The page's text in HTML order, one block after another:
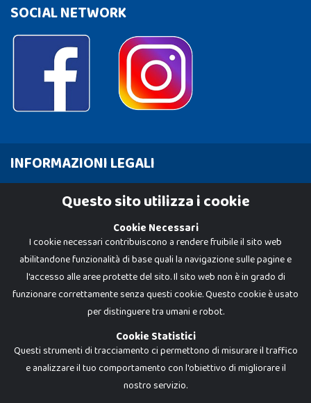
SOCIAL NETWORK
INFORMAZIONI LEGALI
Cookie Policy
Dadi e Mattoncini è un brand di Giocabene Srl. Ogni riproduzione o utilizzo non
Questo sito utilizza i cookie
Cookie Necessari
I cookie necessari contribuiscono a rendere fruibile il sito web
abilitandone funzionalità di base quali la navigazione sulle pagine e
l'accesso alle aree protette del sito. Il sito web non è in grado di
funzionare correttamente senza questi cookie. Questo cookie è usato
per distinguere tra umani e robot.
Cookie Statistici
Questi strumenti di tracciamento ci permettono di misurare il traffico
e analizzare il tuo comportamento con l'obiettivo di migliorare il
nostro servizio.